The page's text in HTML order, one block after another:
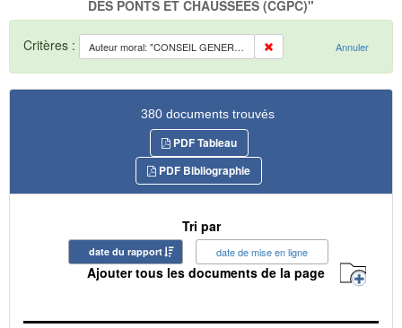
DES PONTS ET CHAUSSEES (CGPC)"
Critères : Auteur moral: "CONSEIL GENERAL DES PONTS ET CHAUSSEES (CGPC)" Annuler
380 documents trouvés
PDF Tableau
PDF Bibliographie
Tri par
date du rapport date de mise en ligne
Ajouter tous les documents de la page